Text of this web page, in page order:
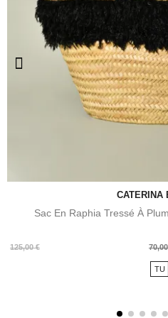
CATERINA
Sac En Raphia Tressé À
125,00 €
Prix
Prix
TU